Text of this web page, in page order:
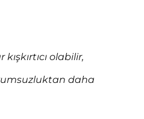
olabilir,
daha